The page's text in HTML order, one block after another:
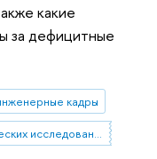
какие
за дефицитные
кадры
Институт статистических исследований и экономики знаний